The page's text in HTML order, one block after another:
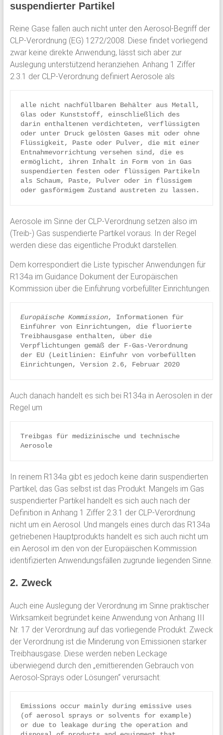
suspendierter Partikel
Reine Gase fallen auch nicht unter den Aerosol-Begriff der
CLP-Verordnung (EG) 1272/2008. Diese findet vorliegend
zwar keine direkte Anwendung, lässt sich aber zur
Auslegung unterstützend heranziehen. Anhang 1 Ziffer
2.3.1 der CLP-Verordnung definiert Aerosole als
alle nicht nachfüllbaren Behälter aus Metall,
Glas oder Kunststoff, einschließlich des
darin enthaltenen verdichteten, verflüssigten
oder unter Druck gelösten Gases mit oder ohne
Flüssigkeit, Paste oder Pulver, die mit einer
Entnahmevorrichtung versehen sind, die es
ermöglicht, ihren Inhalt in Form von in Gas
suspendierten festen oder flüssigen Partikeln
als Schaum, Paste, Pulver oder in flüssigem
oder gasförmigem Zustand austreten zu lassen.
Aerosole im Sinne der CLP-Verordnung setzen also im
(Treib-) Gas suspendierte Partikel voraus. In der Regel
werden diese das eigentliche Produkt darstellen.
Dem korrespondiert die Liste typischer Anwendungen für
R134a im Guidance Dokument der Europäischen
Kommission über die Einführung vorbefüllter Einrichtungen.
Europäische Kommission, Informationen für
Einführer von Einrichtungen, die fluorierte
Treibhausgase enthalten, über die
Verpflichtungen gemäß der F-Gas-Verordnung
der EU (Leitlinien: Einfuhr von vorbefüllten
Einrichtungen, Version 2.6, Februar 2020
Auch danach handelt es sich bei R134a in Aerosolen in der
Regel um
Treibgas für medizinische und technische
Aerosole
In reinem R134a gibt es jedoch keine darin suspendierten
Partikel; das Gas selbst ist das Produkt. Mangels im Gas
suspendierter Partikel handelt es sich auch nach der
Definition in Anhang 1 Ziffer 2.3.1 der CLP-Verordnung
nicht um ein Aerosol. Und mangels eines durch das R134a
getriebenen Hauptprodukts handelt es sich auch nicht um
ein Aerosol im den von der Europäischen Kommission
identifizierten Anwendungsfällen zugrunde liegenden Sinne.
2. Zweck
Auch eine Auslegung der Verordnung im Sinne praktischer
Wirksamkeit begründet keine Anwendung von Anhang III
Nr. 17 der Verordnung auf das vorliegende Produkt. Zweck
der Verordnung ist die Minderung von Emissionen starker
Treibhausgase. Diese werden neben Leckage
überwiegend durch den „emittierenden Gebrauch von
Aerosol-Sprays oder Lösungen“ verursacht:
Emissions occur mainly during emissive uses
(of aerosol sprays or solvents for example)
or due to leakage during the operation and